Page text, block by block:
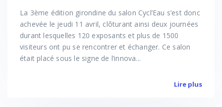
La 3ème édition girondine du salon Cycl’Eau s’est donc
achevée le jeudi 11 avril, clôturant ainsi deux journées
durant lesquelles 120 exposants et plus de 1500
visiteurs ont pu se rencontrer et échanger. Ce salon
était placé sous le signe de l’innova...
Lire plus